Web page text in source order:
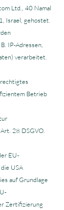
Ltd., 40 Namal
, Israel, gehostet.
IP-Adressen,
verarbeitet.
Betrieb
28 DSGVO.
EU-
USA
auf Grundlage
Zertifizierung